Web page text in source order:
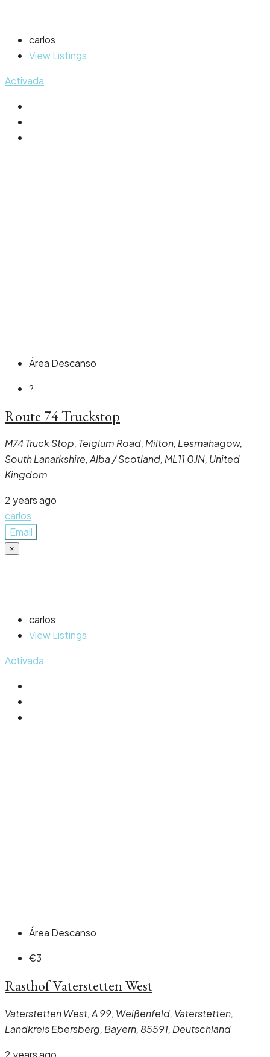
carlos
View Listings
Activada
Área Descanso
?
Route 74 Truckstop
M74 Truck Stop, Teiglum Road, Milton, Lesmahagow,
South Lanarkshire, Alba / Scotland, ML11 0JN, United
Kingdom
2 years ago
carlos
Email
×
carlos
View Listings
Activada
Área Descanso
€3
Rasthof Vaterstetten West
Vaterstetten West, A 99, Weißenfeld, Vaterstetten,
Landkreis Ebersberg, Bayern, 85591, Deutschland
2 years ago